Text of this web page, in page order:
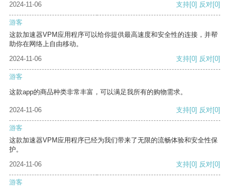
2024-11-06 支持[0] 反对[0]
游客
这款加速器VPM应用程序可以给你提供最高速度和安全性的连接，并帮
助你在网络上自由移动。
2024-11-06
支持[0] 反对[0]
游客
这款app的商品种类非常丰富，可以满足我所有的购物需求。
2024-11-06 支持[0] 反对[0]
游客
这款加速器VPM应用程序已经为我们带来了无限的流畅体验和安全性保
护。
2024-11-06
支持[0] 反对[0]
游客